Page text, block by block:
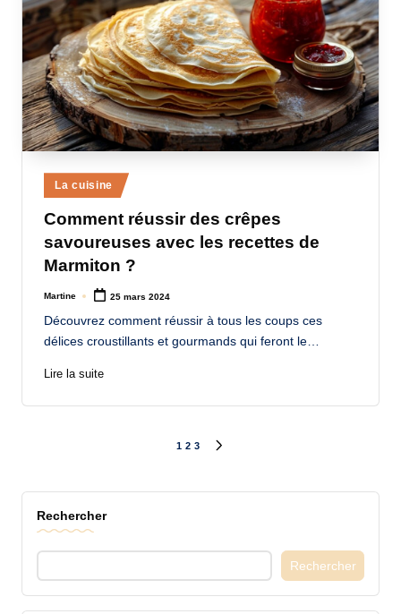
Posted
in
La cuisine
Comment réussir des crêpes
savoureuses avec les recettes de
Marmiton ?
Posted
Martine 25 mars 2024
Découvrez comment réussir à tous les coups ces
délices croustillants et gourmands qui feront le…
Lire la suite
des
publications
1 2 3
Rechercher
Rechercher